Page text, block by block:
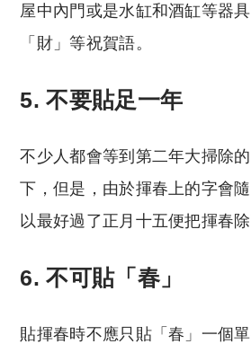
屋中內門或是水缸和酒缸等器
「財」等祝賀語。
5. 不要貼足一年
不少人都會等到第二年大掃除
下，但是，由於揮春上的字會
以最好過了正月十五便把揮春除
6. 不可貼「春」
貼揮春時不應只貼「春」一個